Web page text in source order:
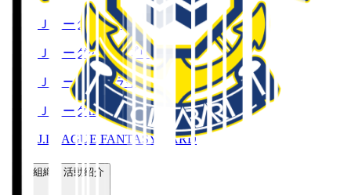
Ｊリーグチケット
Ｊリーグ公式アプリ
Ｊリーグオンラインストア
ＪリーグID
J.LEAGUE FANTASY CARD
運営組織・活動紹介